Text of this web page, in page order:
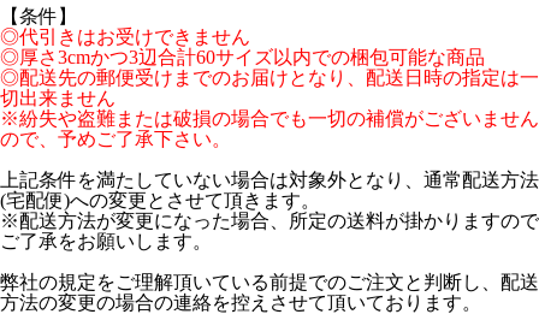
【条件】
◎代引きはお受けできません
◎厚さ3cmかつ3辺合計60サイズ以内での梱包可能な商品
◎配送先の郵便受けまでのお届けとなり、配送日時の指定は一
切出来ません
※紛失や盗難または破損の場合でも一切の補償がございません
ので、予めご了承下さい。
上記条件を満たしていない場合は対象外となり、通常配送方法
(宅配便)への変更とさせて頂きます。
※配送方法が変更になった場合、所定の送料が掛かりますので
ご了承をお願いします。
弊社の規定をご理解頂いている前提でのご注文と判断し、配送
方法の変更の場合の連絡を控えさせて頂いております。